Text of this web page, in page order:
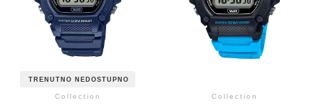
TRENUTNO NEDOSTUPNO
Collection Collection